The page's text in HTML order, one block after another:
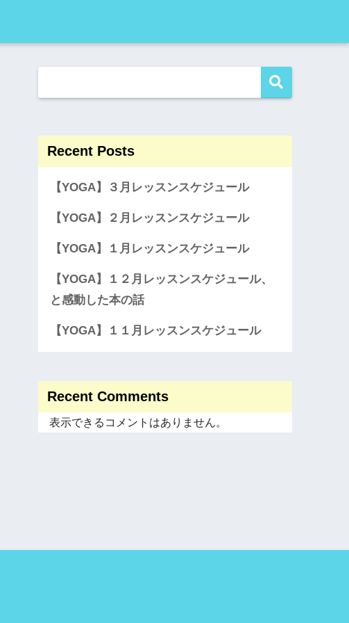
Recent Posts
【YOGA】３月レッスンスケジュール
【YOGA】２月レッスンスケジュール
【YOGA】１月レッスンスケジュール
【YOGA】１２月レッスンスケジュール、
と感動した本の話
【YOGA】１１月レッスンスケジュール
Recent Comments
表示できるコメントはありません。